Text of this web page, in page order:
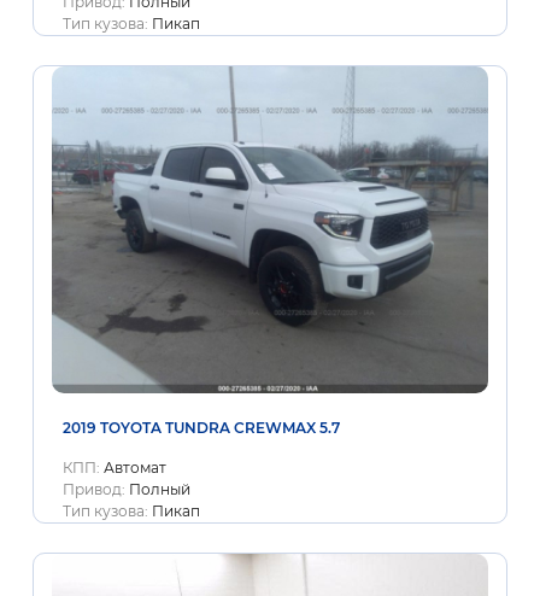
Тип кузова: Пикап
2019 TOYOTA TUNDRA CREWMAX 5.7
КПП: Автомат
Привод: Полный
Тип кузова: Пикап